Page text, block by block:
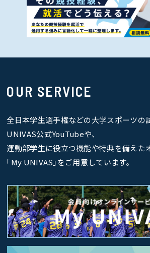
OUR SERVICE
全日本学生選手権などの大学スポーツの
UNIVAS公式YouTubeや、
運動部学生に役立つ機能や特典を備えた
｢My UNIVAS｣をご用意しています。